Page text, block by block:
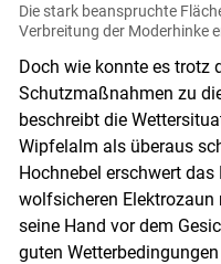
Die stark beanspruchte
Verbreitung der Moderhinke
Doch wie konnte es trotz
Schutzmaßnahmen zu
beschreibt die
Wipfelalm als überaus
Hochnebel erschwert
wolfsicheren
seine Hand vor dem
guten